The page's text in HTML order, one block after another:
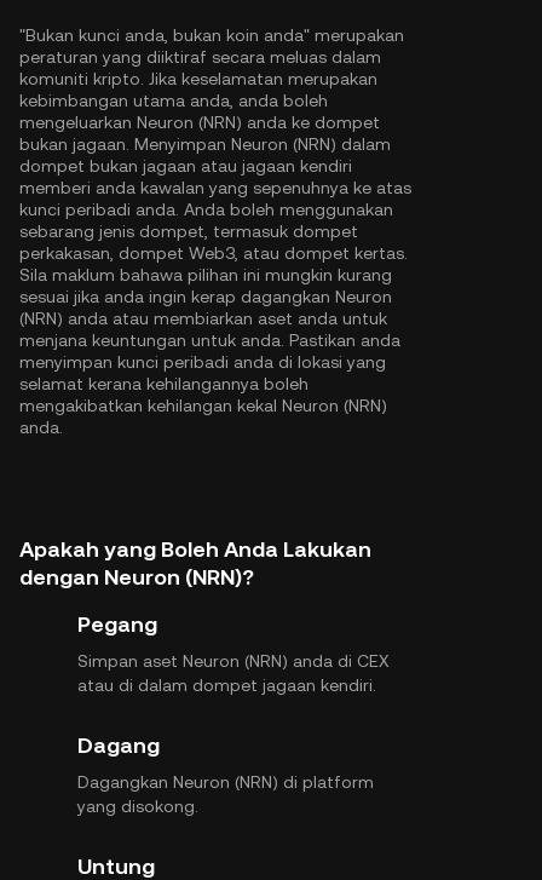
"Bukan kunci anda, bukan koin anda" merupakan
peraturan yang diiktiraf secara meluas dalam
komuniti kripto. Jika keselamatan merupakan
kebimbangan utama anda, anda boleh
mengeluarkan Neuron (NRN) anda ke dompet
bukan jagaan. Menyimpan Neuron (NRN) dalam
dompet bukan jagaan atau jagaan kendiri
memberi anda kawalan yang sepenuhnya ke atas
kunci peribadi anda. Anda boleh menggunakan
sebarang jenis dompet, termasuk dompet
perkakasan, dompet Web3, atau dompet kertas.
Sila maklum bahawa pilihan ini mungkin kurang
sesuai jika anda ingin kerap dagangkan Neuron
(NRN) anda atau membiarkan aset anda untuk
menjana keuntungan untuk anda. Pastikan anda
menyimpan kunci peribadi anda di lokasi yang
selamat kerana kehilangannya boleh
mengakibatkan kehilangan kekal Neuron (NRN)
anda.
Apakah yang Boleh Anda Lakukan
dengan Neuron (NRN)?
Pegang
Simpan aset Neuron (NRN) anda di CEX
atau di dalam dompet jagaan kendiri.
Dagang
Dagangkan Neuron (NRN) di platform
yang disokong.
Untung